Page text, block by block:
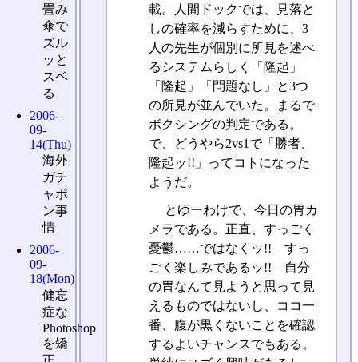
載。人間ドックでは、見落と
しの確率を減らすために、3
人の先生が個別に所見を述べ
るシステムらしく「隆起」
「隆起」「問題なし」と3つ
の所見が並んでいた。まるで
ボクシングの判定である。
で、どうやら2vs1で「勝者、
隆起ッ!!」ってコトになった
ようだ。
とゆーわけで、今日の胃カ
メラである。正直、すっごく
憂鬱……ではなくッ!! すっ
ごく楽しみであるッ!! 自分
の胃なんて見ようと思って見
えるものではないし、ココ一
番、腹が黒くないことを確認
するよいチャンスでもある。
畳み
傘で
ズル
ッと
スベ
る
2006-
09-
14(Thu)
海外
ガチ
ャポ
ン事
情
2006-
09-
18(Mon)
健忘
症な
Photoshop
を矯